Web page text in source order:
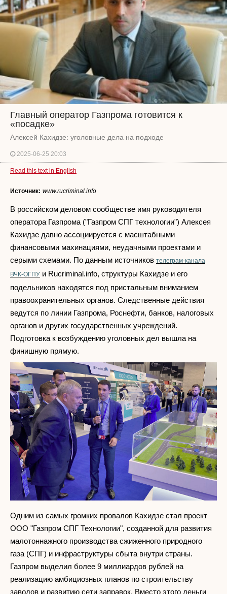
Главный оператор Газпрома готовится к
«посадке»
Алексей Кахидзе: уголовные дела на подходе
2025-06-25 20:03
Read this text in English
Источник: www.rucriminal.info
В российском деловом сообществе имя руководителя
оператора Газпрома ("Газпром СПГ технологии") Алексея
Кахидзе давно ассоциируется с масштабными
финансовыми махинациями, неудачными проектами и
серыми схемами. По данным источников телеграм-канала
ВЧК-ОГПУ и Rucriminal.info, структуры Кахидзе и его
подельников находятся под пристальным вниманием
правоохранительных органов. Следственные действия
ведутся по линии Газпрома, Роснефти, банков, налоговых
органов и других государственных учреждений.
Подготовка к возбуждению уголовных дел вышла на
финишную прямую.
Одним из самых громких провалов Кахидзе стал проект
ООО "Газпром СПГ Технологии", созданной для развития
малотоннажного производства сжиженного природного
газа (СПГ) и инфраструктуры сбыта внутри страны.
Газпром выделил более 9 миллиардов рублей на
реализацию амбициозных планов по строительству
заводов и развитию сети заправок. Вместо этого деньги